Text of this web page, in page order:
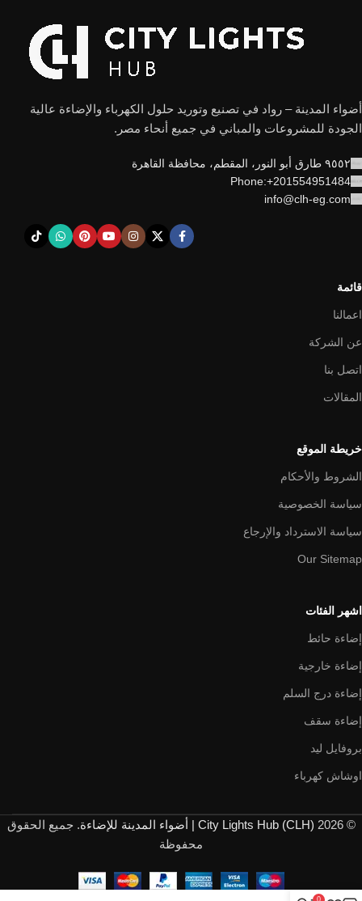
أضواء المدينة – رواد في تصنيع وتوريد حلول الكهرباء والإضاءة عالية
الجودة للمشروعات والمباني في جميع أنحاء مصر.
٩٥٥٢ طارق أبو النور، المقطم، محافظة القاهرة
Phone:+201554951484
info@clh-eg.com
قائمة
اعمالنا
عن الشركة
اتصل بنا
المقالات
خريطة الموقع
الشروط والأحكام
سياسة الخصوصية
سياسة الاسترداد والإرجاع
Our Sitemap
اشهر الفئات
إضاءة حائط
إضاءة خارجية
إضاءة درج السلم
إضاءة سقف
بروفايل ليد
اوشاش كهرباء
© 2026 City Lights Hub (CLH) | أضواء المدينة للإضاءة
. جميع الحقوق
محفوظة
0